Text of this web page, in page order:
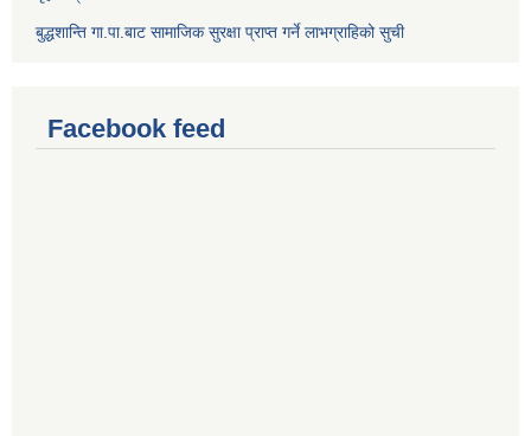
बुद्धशान्ति गा.पा.बाट सामाजिक सुरक्षा प्राप्त गर्ने लाभग्राहिको सुची
Facebook feed